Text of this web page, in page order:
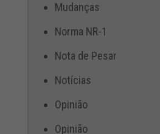
Mudanças
Norma NR-1
Nota de Pesar
Notícias
Opinião
Opinião